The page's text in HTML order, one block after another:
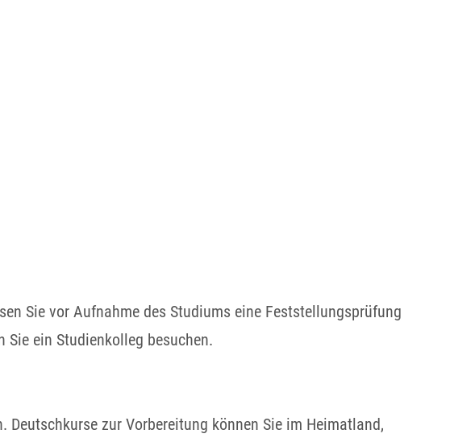
Sie vor Aufnahme des Studiums eine Feststellungsprüfung
ein Studienkolleg besuchen.
zur Vorbereitung können Sie im Heimatland,